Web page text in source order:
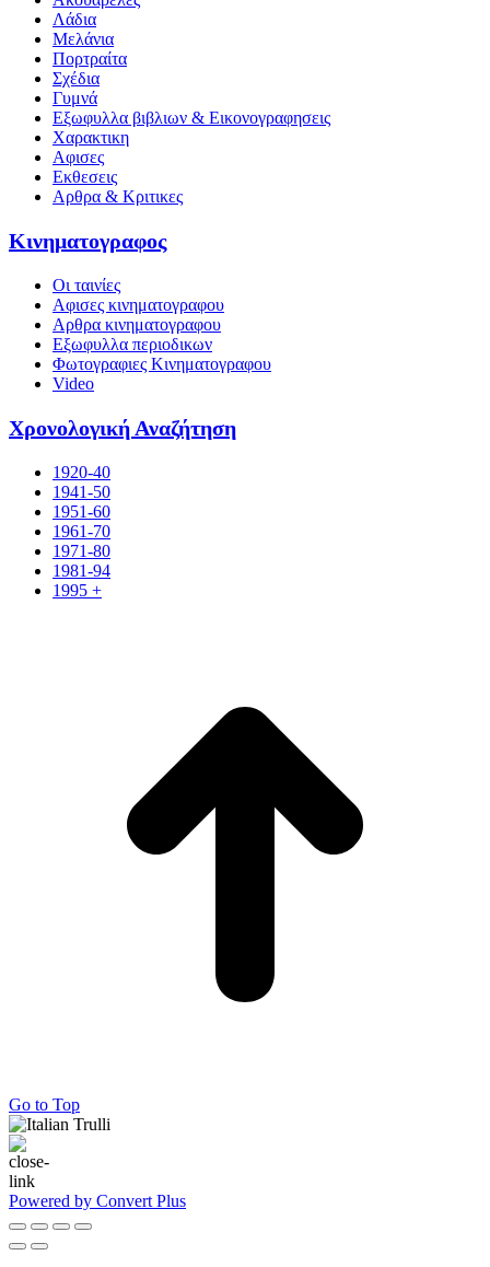
Λάδια
Μελάνια
Πορτραίτα
Σχέδια
Γυμνά
Εξωφυλλα βιβλιων & Εικονογραφησεις
Χαρακτικη
Αφισες
Εκθεσεις
Αρθρα & Κριτικες
Κινηματογραφος
Οι ταινίες
Αφισες κινηματογραφου
Αρθρα κινηματογραφου
Εξωφυλλα περιοδικων
Φωτογραφιες Κινηματογραφου
Video
Χρονολογική Αναζήτηση
1920-40
1941-50
1951-60
1961-70
1971-80
1981-94
1995 +
Go to Top
Powered by Convert Plus